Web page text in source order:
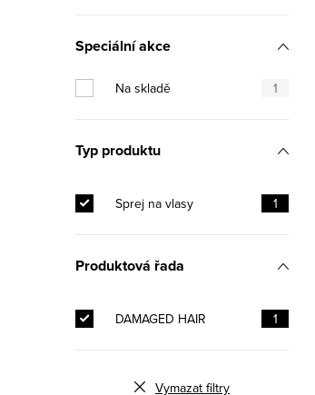
Speciální akce
Na skladě 1
Typ produktu
Sprej na vlasy 1
Produktová řada
DAMAGED HAIR 1
Vymazat filtry